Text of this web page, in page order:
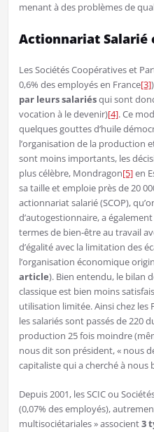
menant à des problèmes de
Actionnariat Salarié
Les Sociétés Coopératives et
0,6% des employés en France[3]
par leurs salariésqui sont
vocation à le devenir)[4]. Ce
quelques gouttes d’huile
l’organisation de la production
sont moins importants, les
plus célèbre, Mondragon[5]en
sa taille et emploie près de 20
actionnariat salarié (SCOP),
d’autogestionnaire, a
termes de bien-être au travail
d’égalité avec la limitation des
l’organisation économique
article). Bien entendu, le bilan
classique est bien moins
utilisation limitée. Ainsi chez les
les salariés sont passés de 220
production 25 fois moindre
nous dit son président, « nous
capitaliste qui a cherché à nous
Depuis 2001, les SCIC ou
(0,07% des employés),
multisociétariales » associent3